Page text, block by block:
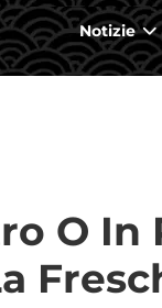
Notizie
O In